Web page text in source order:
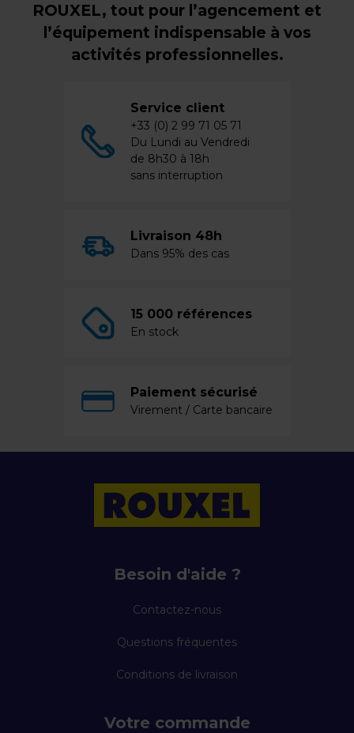
ROUXEL, tout pour l’agencement et
l’équipement indispensable à vos
activités professionnelles.
Service client
+33 (0) 2 99 71 05 71
Du Lundi au Vendredi
de 8h30 à 18h
sans interruption
Livraison 48h
Dans 95% des cas
15 000 références
En stock
Paiement sécurisé
Virement / Carte bancaire
Besoin d'aide ?
Contactez-nous
Questions fréquentes
Conditions de livraison
Votre commande